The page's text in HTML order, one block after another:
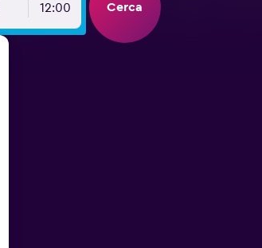
12:00 Cerca